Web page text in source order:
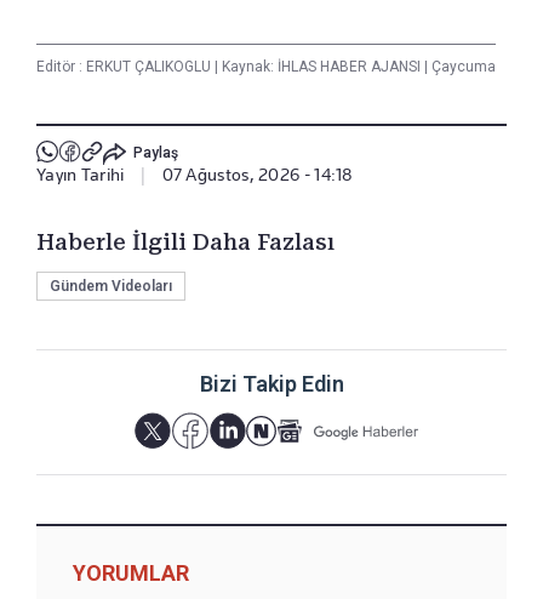
Editör : ERKUT ÇALIKOGLU | Kaynak: İHLAS HABER AJANSI | Çaycuma
Paylaş
Yayın Tarihi 07 Ağustos, 2026 - 14:18
Haberle İlgili Daha Fazlası
Gündem Videoları
Bizi Takip Edin
YORUMLAR